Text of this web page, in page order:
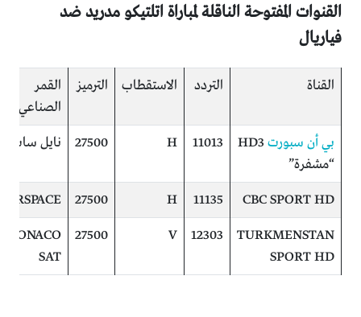
القنوات المفتوحة الناقلة لمباراة اتلتيكو مدريد ضد
فياريال
القناة التردد الاستقطاب الترميز
القمر
الصناعي
بي أن سبورت HD3
“مشفرة”
11013
H
27500 نايل سات
CBC SPORT HD
11135
H
27500
TURKMENSTAN
SPORT HD
12303
V
27500
mONACO
SAT